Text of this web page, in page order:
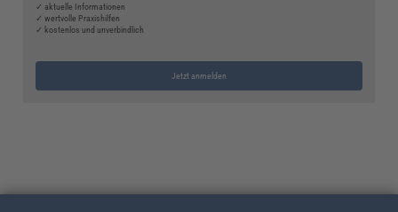
✓ aktuelle Informationen
✓ wertvolle Praxishilfen
✓ kostenlos und unverbindlich
Jetzt anmelden